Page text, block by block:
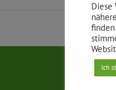
Diese
Ich